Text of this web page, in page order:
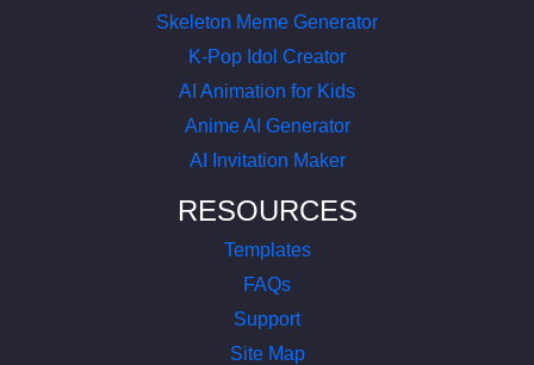
Skeleton Meme Generator
K-Pop Idol Creator
AI Animation for Kids
Anime AI Generator
AI Invitation Maker
RESOURCES
Templates
FAQs
Support
Site Map